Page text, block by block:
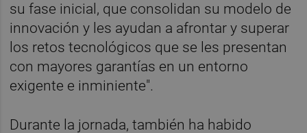
su fase inicial, que consolidan su modelo de
innovación y les ayudan a afrontar y superar
los retos tecnológicos que se les presentan
con mayores garantías en un entorno
exigente e inminiente".
Durante la jornada, también ha habido